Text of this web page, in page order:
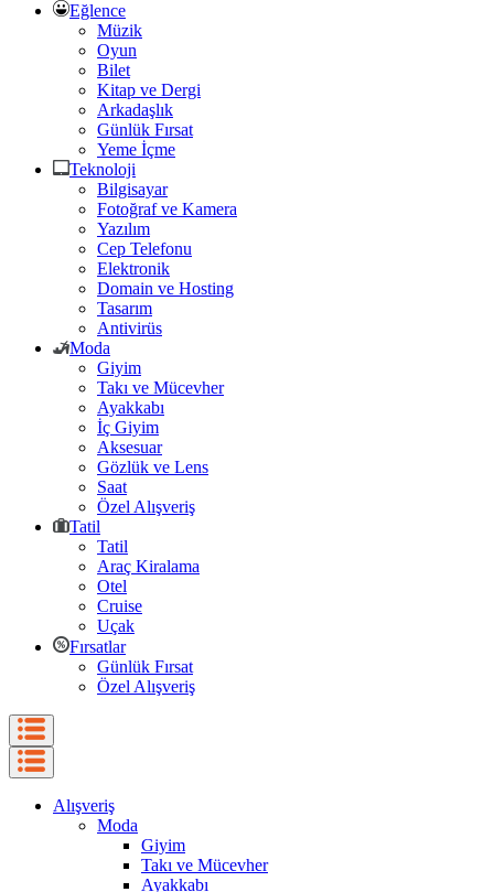
Eğlence
Müzik
Oyun
Bilet
Kitap ve Dergi
Arkadaşlık
Günlük Fırsat
Yeme İçme
Teknoloji
Bilgisayar
Fotoğraf ve Kamera
Yazılım
Cep Telefonu
Elektronik
Domain ve Hosting
Tasarım
Antivirüs
Moda
Giyim
Takı ve Mücevher
Ayakkabı
İç Giyim
Aksesuar
Gözlük ve Lens
Saat
Özel Alışveriş
Tatil
Tatil
Araç Kiralama
Otel
Cruise
Uçak
Fırsatlar
Günlük Fırsat
Özel Alışveriş
Alışveriş
Moda
Giyim
Takı ve Mücevher
Ayakkabı